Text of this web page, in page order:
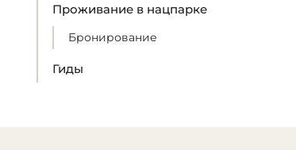
Проживание в нацпарке
Бронирование
Гиды